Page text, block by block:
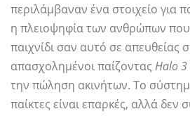
περιλάμβαναν ένα στοιχείο για
η πλειοψηφία των ανθρώπων
παιχνίδι σαν αυτό σε απευθείας
απασχολημένοι παίζοντας Halo 3
την πώληση ακινήτων. Το
παίκτες είναι επαρκές, αλλά δεν